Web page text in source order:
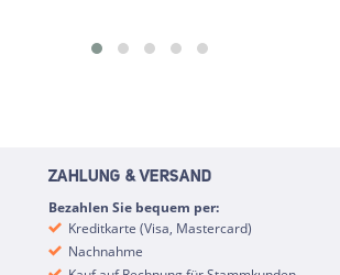
ZAHLUNG & VERSAND
Bezahlen Sie bequem per:
Kreditkarte (Visa, Mastercard)
Nachnahme